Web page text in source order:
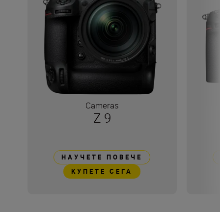
Cameras
Z 9
НАУЧЕТЕ ПОВЕЧЕ
КУПЕТЕ СЕГА